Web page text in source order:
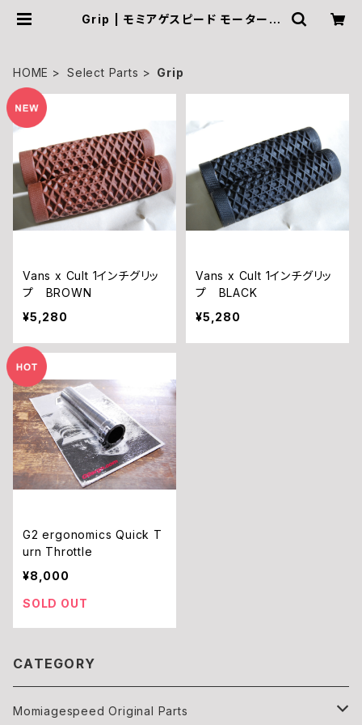
Grip | モミアゲスピード モーターサ
HOME Select Parts Grip
Vans x Cult 1インチグリッ
プ BROWN
¥5,280
Vans x Cult 1インチグリッ
プ BLACK
¥5,280
G2 ergonomics Quick T
urn Throttle
¥8,000
SOLD OUT
CATEGORY
Momiagespeed Original Parts